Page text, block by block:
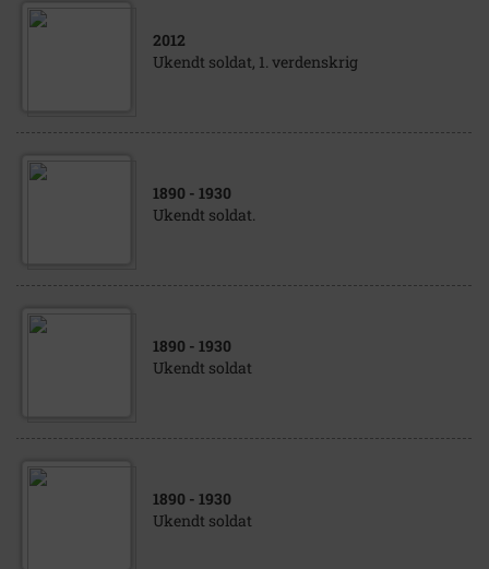
2012
Ukendt soldat, 1. verdenskrig
1890 - 1930
Ukendt soldat.
1890 - 1930
Ukendt soldat
1890 - 1930
Ukendt soldat